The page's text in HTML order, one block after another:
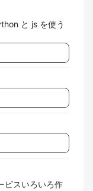
と js を使う
ビスいろいろ作